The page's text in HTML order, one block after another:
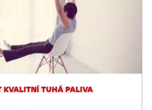
KVALITNÍ TUHÁ PALIVA